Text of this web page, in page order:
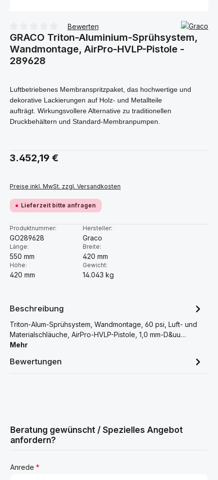
Durchschnittliche Bewertung von 0 von 5 Sternen
Bewerten
GRACO Triton-Aluminium-Sprühsystem,
Wandmontage, AirPro-HVLP-Pistole -
289628
Luftbetriebenes Membranspritzpaket, das hochwertige und
dekorative Lackierungen auf Holz- und Metallteile
aufträgt. Wirkungsvollere Alternative zu traditionellen
Druckbehältern und Standard-Membranpumpen.
Regulärer Preis:
3.452,19 €
Preise inkl. MwSt. zzgl. Versandkosten
Lieferzeit bitte anfragen
Produktnummer:
GO289628
Hersteller:
Graco
Länge:
550 mm
Breite:
420 mm
Höhe:
420 mm
Gewicht:
14.043 kg
Beschreibung
Triton-Alum-Sprühsystem, Wandmontage, 60 psi, Luft- und
Materialschläuche, AirPro-HVLP-Pistole, 1,0 mm-D&uu…
Mehr
Bewertungen
Beratung gewünscht / Spezielles Angebot
anfordern?
Anrede *